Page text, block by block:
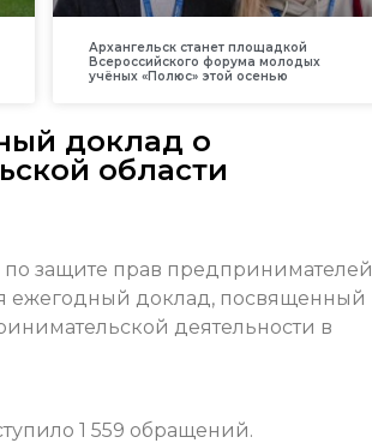
Архангельск станет площадкой
Всероссийского форума молодых
учёных «Полюс» этой осенью
доклад о
области
защите прав предпринимателей
ежегодный доклад, посвященный
деятельности в
1 559 обращений.